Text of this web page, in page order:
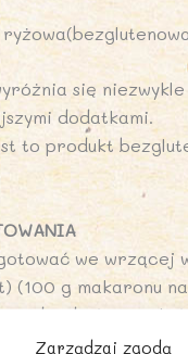
Zarządzaj zgodą
się
dodatkami.
to produkt
we wrzącej
(100 g makaronu
odcedzić i przelać